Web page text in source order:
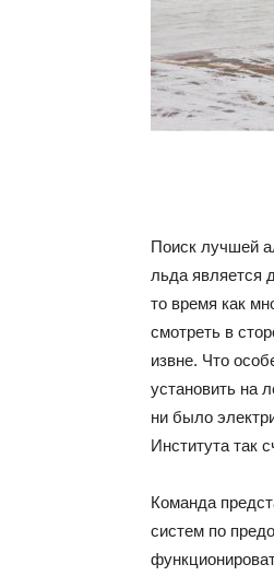
Поиск лучшей
льда является
то время как
смотреть в
извне. Что
установить на
ни было
Института так
Команда
систем по